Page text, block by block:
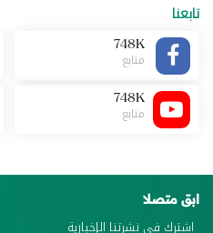
تابعنا
748K
متابع
748K
متابع
ابق متصلا